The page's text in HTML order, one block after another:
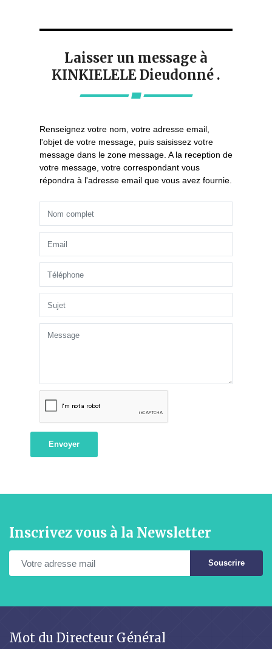
Laisser un message à
KINKIELELE Dieudonné .
Renseignez votre nom, votre adresse email,
l'objet de votre message, puis saisissez votre
message dans le zone message. A la reception de
votre message, votre correspondant vous
répondra à l'adresse email que vous avez fournie.
Envoyer
Inscrivez vous à la Newsletter
Souscrire
Mot du Directeur Général